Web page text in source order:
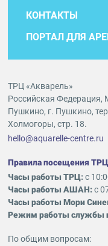
КОНТАКТЫ
ПОРТАЛ ДЛЯ
ТРЦ «Акварель»
Российская Федерация,
Пушкино, г. Пушкино,
Холмогоры, стр. 18.
hello@aquarelle-centre.ru
Правила посещения
Часы работы ТРЦ:с
Часы работы АШАН:с
Часы работы Мори
Режим работы службы
По общим вопросам: